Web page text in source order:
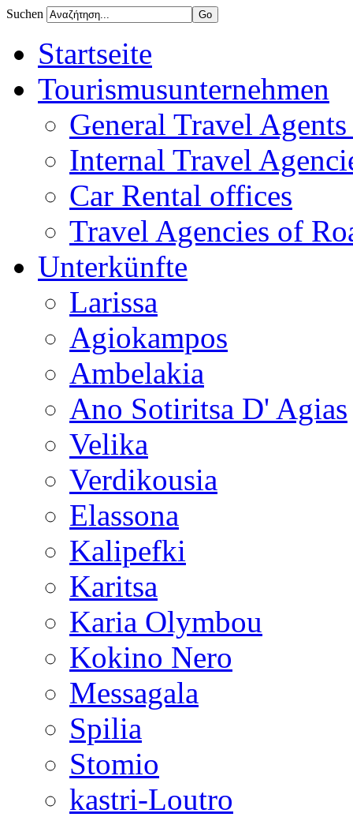
Suchen
Startseite
Tourismusunternehmen
General Travel
Internal Travel
Car Rental offices
Travel Agencies of
Unterkünfte
Larissa
Agiokampos
Ambelakia
Ano Sotiritsa D' Agias
Velika
Verdikousia
Elassona
Kalipefki
Karitsa
Karia Olymbou
Kokino Nero
Messagala
Spilia
Stomio
kastri-Loutro